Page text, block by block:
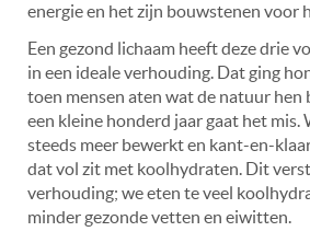
energie en het zijn bouwstenen voor
Een gezond lichaam heeft deze drie
in een ideale verhouding. Dat ging
toen mensen aten wat de natuur hen
een kleine honderd jaar gaat het mis.
steeds meer bewerkt en kant-en-
dat vol zit met koolhydraten. Dit
verhouding; we eten te veel
minder gezonde vetten en eiwitten.